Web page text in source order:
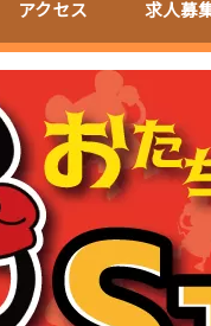
アクセス 求人募